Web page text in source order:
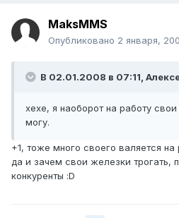
MaksMMS
Опубликовано 2 января,
В 02.01.2008 в 07:11,
хехе, я наоборот на работу
могу.
+1, тоже много своего валяется на
да и зачем свои железки трогать,
конкуренты :D